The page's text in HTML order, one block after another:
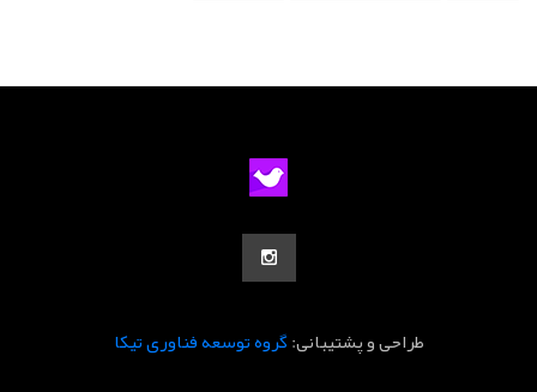
طراحی و پشتیبانی:گروه توسعه فناوری تیکا